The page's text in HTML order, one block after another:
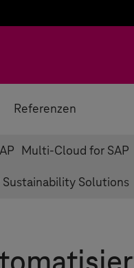
Referenzen
Multi-Cloud for SAP
Sustainability Solutions